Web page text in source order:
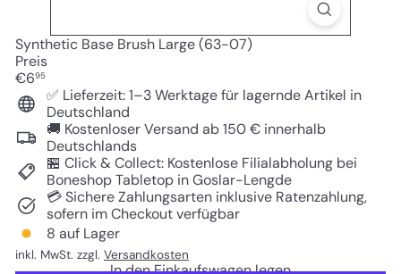
Synthetic Base Brush Large (63-07)
Preis
Normaler
Preis
€695
✅ Lieferzeit: 1–3 Werktage für lagernde Artikel in
Deutschland
🚚 Kostenloser Versand ab 150 € innerhalb
Deutschlands
🏪 Click & Collect: Kostenlose Filialabholung bei
Boneshop Tabletop in Goslar-Lengde
💳 Sichere Zahlungsarten inklusive Ratenzahlung,
sofern im Checkout verfügbar
8 auf Lager
inkl. MwSt. zzgl. Versandkosten
In den Einkaufswagen legen